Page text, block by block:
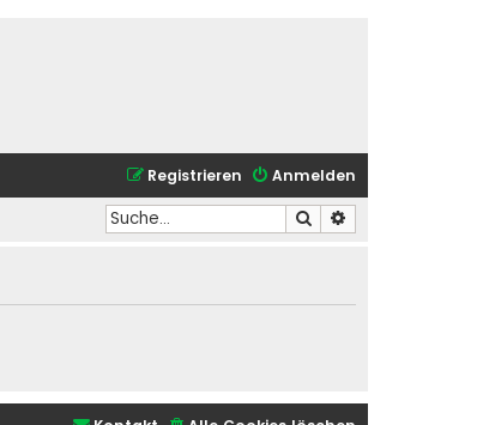
Anmelden
Registrieren
Suche